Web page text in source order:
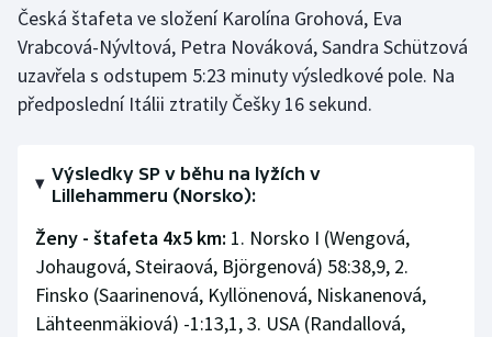
Golf
Gymnastika
Jezdectví
Judo
Krasobruslení
Česká štafeta ve složení Karolína Grohová, Eva
Vrabcová-Nývltová, Petra Nováková, Sandra Schützová
uzavřela s odstupem 5:23 minuty výsledkové pole. Na
předposlední Itálii ztratily Češky 16 sekund.
Výsledky SP v běhu na lyžích v
Lillehammeru (Norsko):
Ženy - štafeta 4x5 km: 1. Norsko I (Wengová,
Johaugová, Steiraová, Björgenová) 58:38,9, 2.
Finsko (Saarinenová, Kyllönenová, Niskanenová,
Lähteenmäkiová) -1:13,1, 3. USA (Randallová,